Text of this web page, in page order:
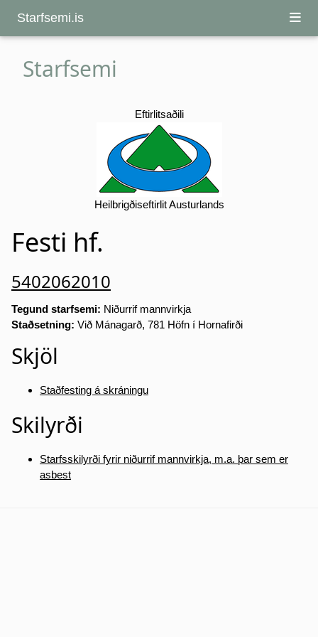
Starfsemi.is
Starfsemi
Eftirlitsaðili
Heilbrigðiseftirlit Austurlands
Festi hf.
5402062010
Tegund starfsemi: Niðurrif mannvirkja
Staðsetning: Við Mánagarð, 781 Höfn í Hornafirði
Skjöl
Staðfesting á skráningu
Skilyrði
Starfsskilyrði fyrir niðurrif mannvirkja, m.a. þar sem er
asbest